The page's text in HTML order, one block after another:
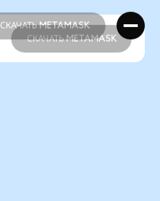
СКАЧАТЬ METAMASK
СКАЧАТЬ METAMASK
СКАЧАТЬ METAMASK